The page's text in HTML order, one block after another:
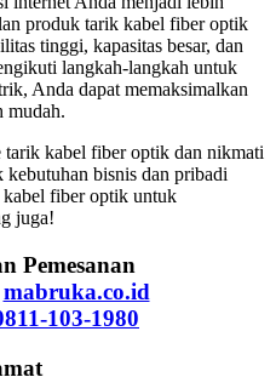
produk tarik kabel fiber optik
tinggi, kapasitas besar, dan
langkah-langkah untuk
Anda dapat memaksimalkan
mudah.
tarik kabel fiber optik dan nikmati
bisnis dan pribadi
kabel fiber optik untuk
juga!
Pemesanan
mabruka.co.id
103-1980